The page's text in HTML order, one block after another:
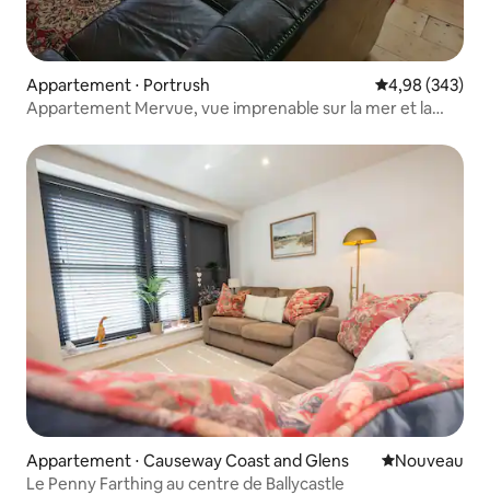
Appartement ⋅ Portrush Évaluation
4,98 (343)
Appartement Mervue, vue imprenable sur la mer et la
Appartement ⋅ Causeway Coast and Glens Nouvel
Nouveau
Le Penny Farthing au centre de Ballycastle